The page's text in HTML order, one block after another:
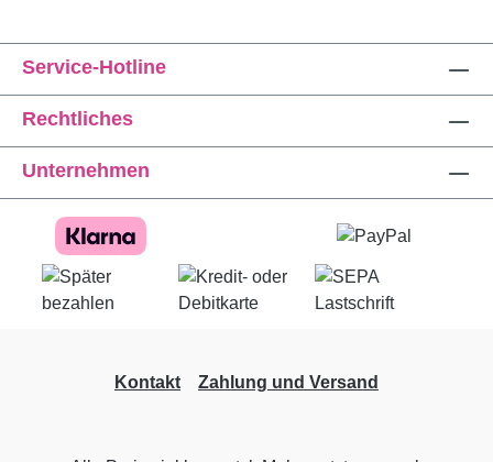
Service-Hotline
Rechtliches
Unternehmen
Kontakt Zahlung und Versand